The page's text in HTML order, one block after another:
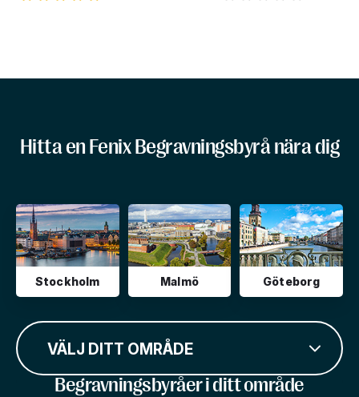
Hitta en Fenix Begravningsbyrå nära dig
Stockholm Malmö Göteborg
VÄLJ DITT OMRÅDE
Begravningsbyråer i ditt område